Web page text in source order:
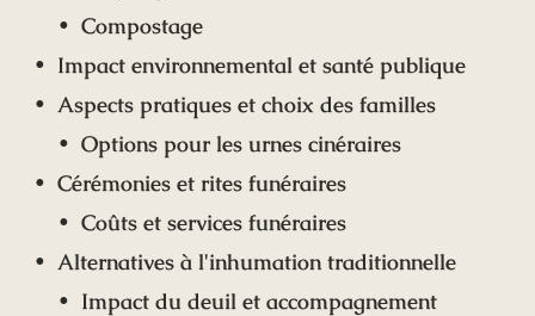
Compostage
Impact environnemental et santé publique
Aspects pratiques et choix des familles
Options pour les urnes cinéraires
Cérémonies et rites funéraires
Coûts et services funéraires
Alternatives à l'inhumation traditionnelle
Impact du deuil et accompagnement